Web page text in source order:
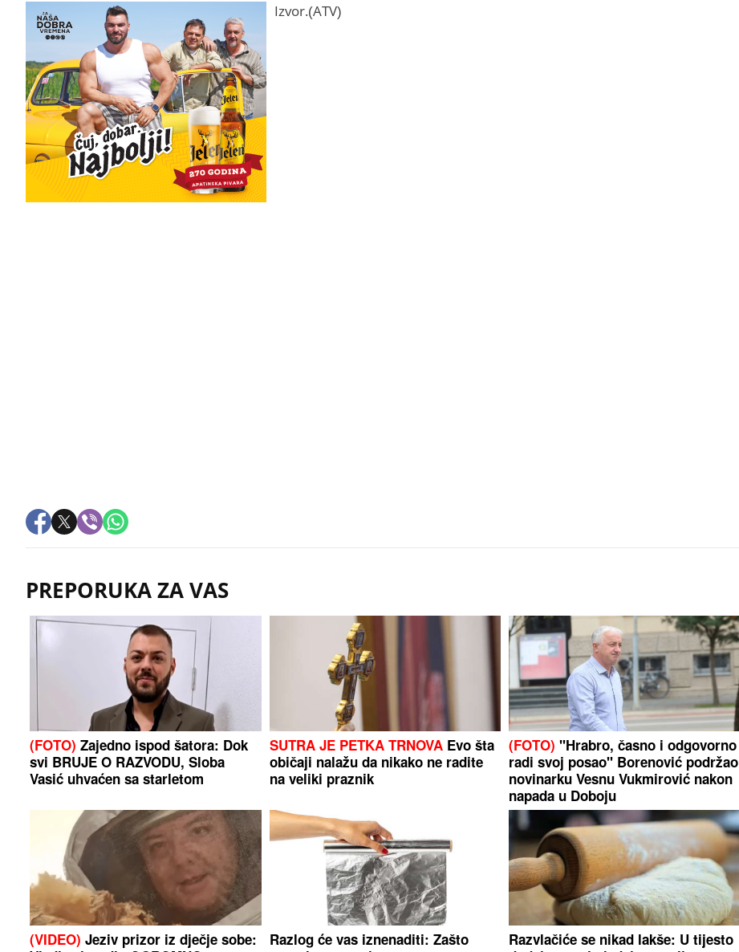
Izvor.(ATV)
PREPORUKA ZA VAS
(FOTO) Zajedno ispod šatora: Dok
svi BRUJE O RAZVODU, Sloba
Vasić uhvaćen sa starletom
SUTRA JE PETKA TRNOVAEvo šta
običaji nalažu da nikako ne radite
na veliki praznik
(FOTO) "Hrabro, časno i odgovorno
radi svoj posao" Borenović podržao
novinarku Vesnu Vukmirović nakon
napada u Doboju
(VIDEO) Jeziv prizor iz dječje sobe:
Razlog će vas iznenaditi: Zašto
Razvlačiće se nikad lakše: U tijesto